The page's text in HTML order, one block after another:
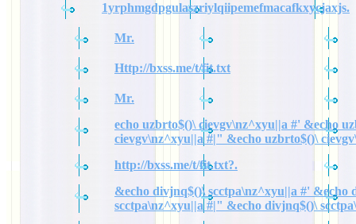
1yrphmgdpgulaszriylqiipemefmacafkxycjaxjs.
Mr.
Http://bxss.me/t/fit.txt
Mr.
echo uzbrto$()\ cievgv\nz^xyu||a #' &echo
cievgv\nz^xyu||a #|" &echo uzbrto$()\
http://bxss.me/t/fit.txt?.
&echo divjnq$()\ scctpa\nz^xyu||a #' &echo
scctpa\nz^xyu||a #|" &echo divjnq$()\